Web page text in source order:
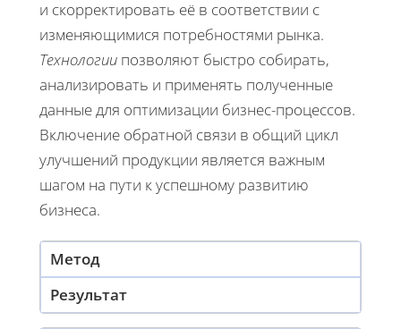
и скорректировать её в соответствии с
изменяющимися потребностями рынка.
Технологии позволяют быстро собирать,
анализировать и применять полученные
данные для оптимизации бизнес-процессов.
Включение обратной связи в общий цикл
улучшений продукции является важным
шагом на пути к успешному развитию
бизнеса.
Метод
Результат